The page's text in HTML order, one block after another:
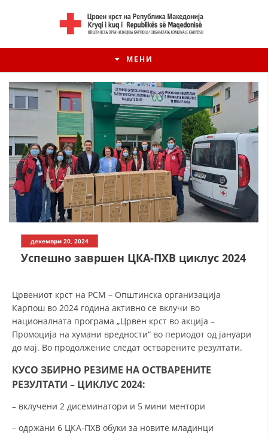
МЕНИ
ДЕЈСТВУВАЊЕ
ПРИРАЧНИЦИ
декември 20, 2024
Успешно завршен ЦКА-ПХВ циклус 2024
Црвениот крст на РСМ – Општинска организација
Карпош во 2024 година активно се вклучи во
националната програма „Црвен крст во акција –
Промоција на хумани вредности“ во периодот од јануари
до мај. Во продолжение следат остварените резултати.
КУСО ЗБИРНО РЕЗИМЕ НА ОСТВАРЕНИТЕ
РЕЗУЛТАТИ – ЦИКЛУС 2024:
– вклучени 2 дисеминатори и 5 мини ментори
– одржани 6 ЦКА-ПХВ обуки за новите младинци